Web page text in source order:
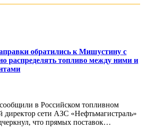
обратились к Мишустину с
распределять топливо между ними и
в Российском топливном
директор сети АЗС «Нефтьмагистраль»
что прямых поставок…